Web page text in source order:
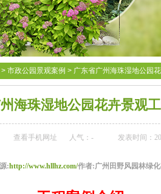
> 市政公园景观案例 > 广东省广州海珠湿地公园
海珠湿地公园花卉景观
查看手机网址 人气： - 发表时间：
:http://www.hllhz.com/作者:广州田野风园林绿